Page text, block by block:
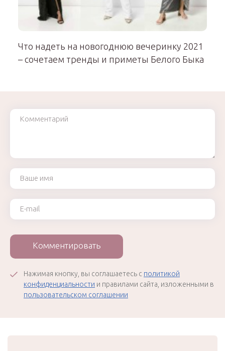
Что надеть на новогоднюю вечеринку 2021
– сочетаем тренды и приметы Белого Быка
Комментарий
Ваше имя
Ваш e-mail
Комментировать
Нажимая кнопку, вы соглашаетесь с политикой
конфиденциальности и правилами сайта, изложенными в
пользовательском соглашении